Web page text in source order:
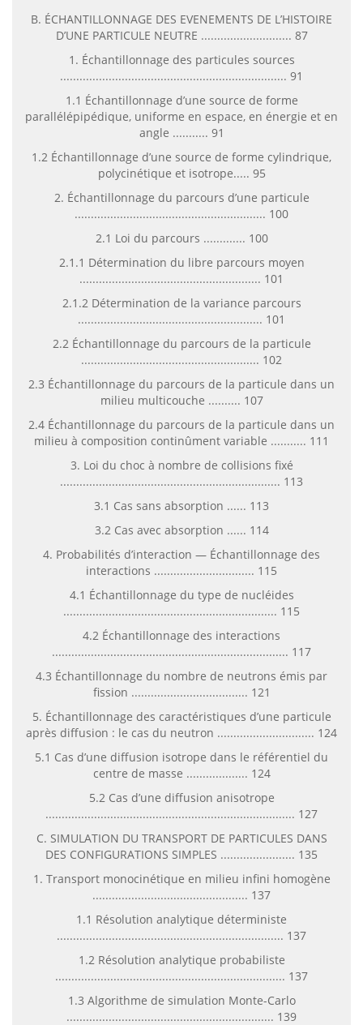
B. ÉCHANTILLONNAGE DES EVENEMENTS DE L’HISTOIRE
D’UNE PARTICULE NEUTRE ............................ 87
1. Échantillonnage des particules sources
...................................................................... 91
1.1 Échantillonnage d’une source de forme
parallélépipédique, uniforme en espace, en énergie et en
angle ........... 91
1.2 Échantillonnage d’une source de forme cylindrique,
polycinétique et isotrope..... 95
2. Échantillonnage du parcours d’une particule
........................................................... 100
2.1 Loi du parcours ............. 100
2.1.1 Détermination du libre parcours moyen
........................................................ 101
2.1.2 Détermination de la variance parcours
......................................................... 101
2.2 Échantillonnage du parcours de la particule
....................................................... 102
2.3 Échantillonnage du parcours de la particule dans un
milieu multicouche .......... 107
2.4 Échantillonnage du parcours de la particule dans un
milieu à composition continûment variable ........... 111
3. Loi du choc à nombre de collisions fixé
.................................................................... 113
3.1 Cas sans absorption ...... 113
3.2 Cas avec absorption ...... 114
4. Probabilités d’interaction — Échantillonnage des
interactions ............................... 115
4.1 Échantillonnage du type de nucléides
.................................................................. 115
4.2 Échantillonnage des interactions
......................................................................... 117
4.3 Échantillonnage du nombre de neutrons émis par
fission .................................... 121
5. Échantillonnage des caractéristiques d’une particule
après diffusion : le cas du neutron .............................. 124
5.1 Cas d’une diffusion isotrope dans le référentiel du
centre de masse ................... 124
5.2 Cas d’une diffusion anisotrope
............................................................................. 127
C. SIMULATION DU TRANSPORT DE PARTICULES DANS
DES CONFIGURATIONS SIMPLES ....................... 135
1. Transport monocinétique en milieu infini homogène
................................................ 137
1.1 Résolution analytique déterministe
...................................................................... 137
1.2 Résolution analytique probabiliste
....................................................................... 137
1.3 Algorithme de simulation Monte-Carlo
................................................................ 139